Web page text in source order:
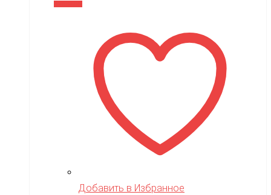
Добавить в Избранное